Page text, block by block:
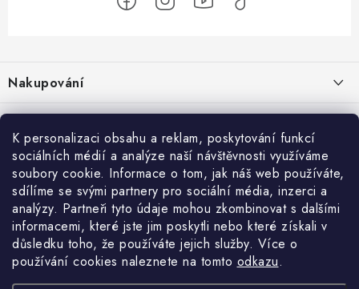
K personalizaci obsahu a reklam, poskytování funkcí
sociálních médií a analýze naší návštěvnosti využíváme
soubory cookie. Informace o tom, jak náš web používáte,
sdílíme se svými partnery pro sociální média, inzerci a
analýzy. Partneři tyto údaje mohou zkombinovat s dalšími
informacemi, které jste jim poskytli nebo které získali v
důsledku toho, že používáte jejich služby. Více o
používání cookies naleznete na tomto odkazu.
p
a
Nakupování
Jak nakupovat
Obchodní podmínky
Doprava a platba
Cookies
Ochrana osobních údajú
Jak funguje Zásilkovna?
Reklamace / vrácení zboží
Použití Dárkové poukázky
O nás
Kontakty
Příběh Profigaráže
Služby
Velkoobchod Profigaráž.sk Zboží.cz Heureka.cz